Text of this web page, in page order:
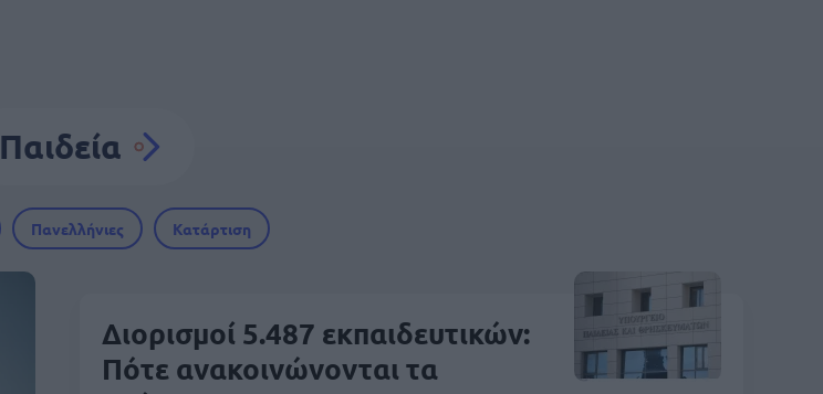
Παιδεία
Πανελλήνιες Κατάρτιση
Διορισμοί 5.487 εκπαιδευτικών:
Πότε ανακοινώνονται τα